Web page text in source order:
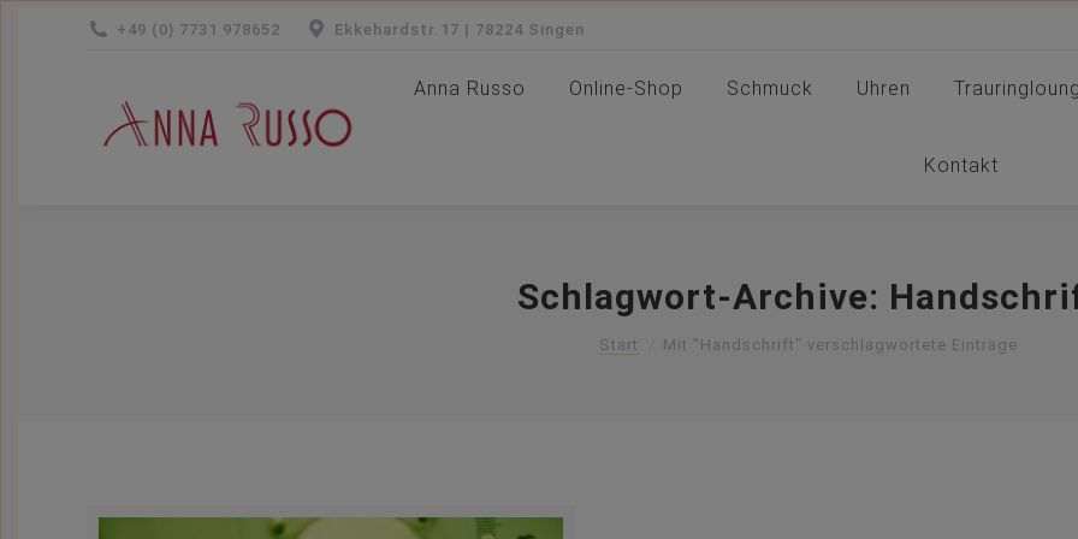
+49 (0) 7731 978652 Ekkehardstr.17 | 78224 Singen
Anna Russo Online-Shop Schmuck Uhren
Kontakt
Schlagwort-Archive:
Sie befinden sich hier:
Start Mit "Handschrift" verschlagwortete Einträge
Anna Russo Online-Shop